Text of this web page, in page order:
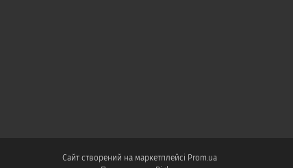
Сайт створений на маркетплейсі
Prom.ua